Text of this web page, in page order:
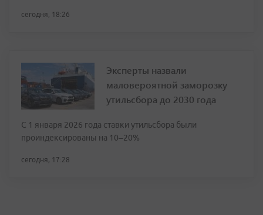
сегодня, 18:26
Эксперты назвали
маловероятной заморозку
утильсбора до 2030 года
С 1 января 2026 года ставки утильсбора были
проиндексированы на 10–20%
сегодня, 17:28